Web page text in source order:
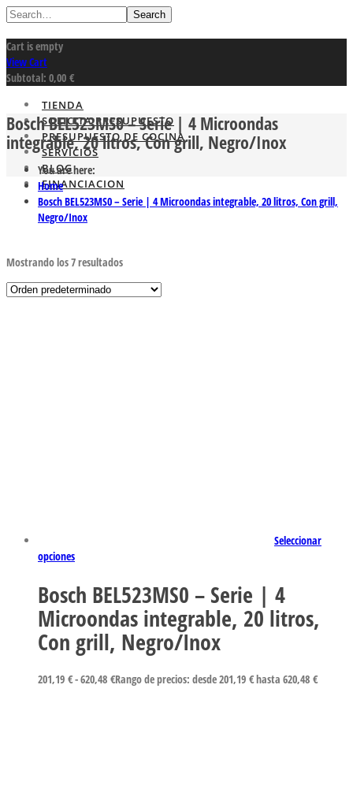
Search
Cart is empty
View Cart
Subtotal: 0,00 €
TIENDA
SOLICITA PRESUPUESTO
PRESUPUESTO DE COCINA
SERVICIOS
BLOG
FINANCIACION
Bosch BEL523MS0 – Serie | 4 Microondas
integrable, 20 litros, Con grill, Negro/Inox
You are here:
Home
Bosch BEL523MS0 – Serie | 4 Microondas integrable, 20 litros, Con grill,
Negro/Inox
Mostrando los 7 resultados
Seleccionar
opciones
Bosch BEL523MS0 – Serie | 4
Microondas integrable, 20 litros,
Con grill, Negro/Inox
201,19 €-620,48 €Rango de precios: desde 201,19 € hasta 620,48 €